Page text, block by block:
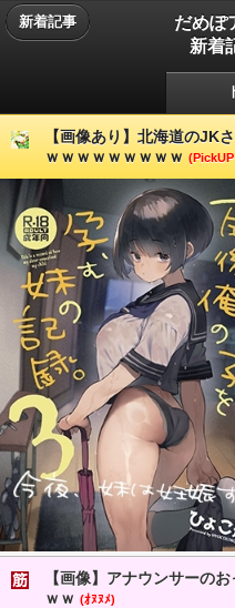
新着記事
だめぽ
新着
【画像あり】北海道のJK
ｗｗｗｗｗｗｗｗｗ
【画像】アナウンサーの
ｗｗ (ｵﾇﾇﾒ)